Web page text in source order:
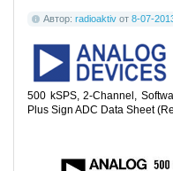
Автор: radioaktiv от 8-07-
500 kSPS, 2-Channel,
Plus Sign ADC Data Sheet